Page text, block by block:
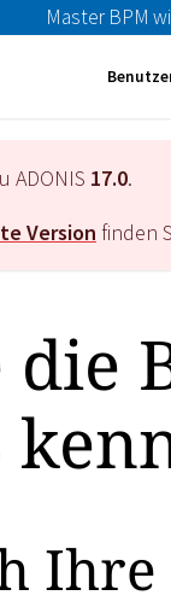
Master BPM
ADONIS 17.0.
Version finden
die